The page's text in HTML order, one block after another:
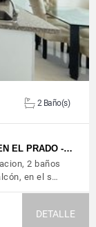
2 Baño(s)
EL PRADO -…
2 baños
en el s…
DETALLE